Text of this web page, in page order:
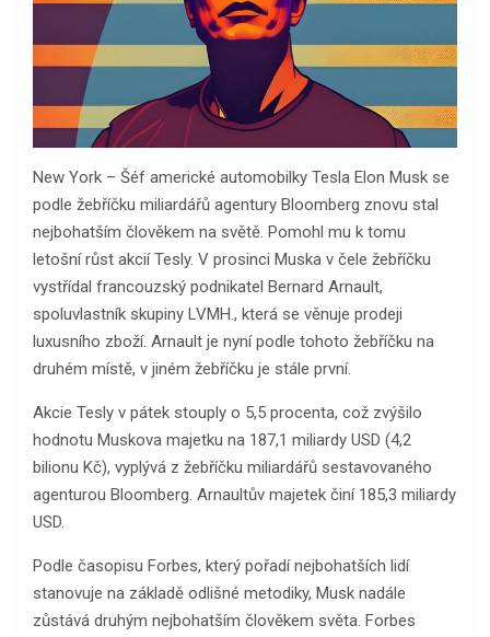
New York – Šéf americké automobilky Tesla Elon Musk se
podle žebříčku miliardářů agentury Bloomberg znovu stal
nejbohatším člověkem na světě. Pomohl mu k tomu
letošní růst akcií Tesly. V prosinci Muska v čele žebříčku
vystřídal francouzský podnikatel Bernard Arnault,
spoluvlastník skupiny LVMH., která se věnuje prodeji
luxusního zboží. Arnault je nyní podle tohoto žebříčku na
druhém místě, v jiném žebříčku je stále první.
Akcie Tesly v pátek stouply o 5,5 procenta, což zvýšilo
hodnotu Muskova majetku na 187,1 miliardy USD (4,2
bilionu Kč), vyplývá z žebříčku miliardářů sestavovaného
agenturou Bloomberg. Arnaultův majetek činí 185,3 miliardy
USD.
Podle časopisu Forbes, který pořadí nejbohatších lidí
stanovuje na základě odlišné metodiky, Musk nadále
zůstává druhým nejbohatším člověkem světa. Forbes